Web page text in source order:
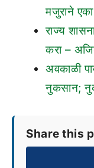
मजुराने
राज्य
करा –
अवकाळी
नुकसान;
Share this